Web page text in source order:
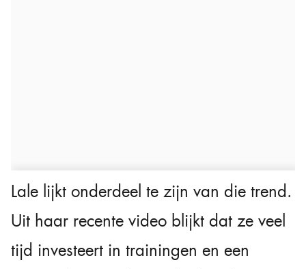
Lale lijkt onderdeel te zijn van die trend.
Uit haar recente video blijkt dat ze veel
tijd investeert in trainingen en een